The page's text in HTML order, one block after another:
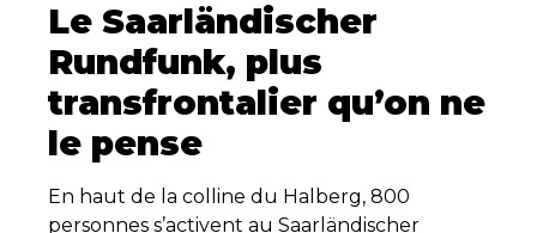
Le Saarländischer
Rundfunk, plus
transfrontalier qu’on ne
le pense
En haut de la colline du Halberg, 800
personnes s’activent au Saarländischer